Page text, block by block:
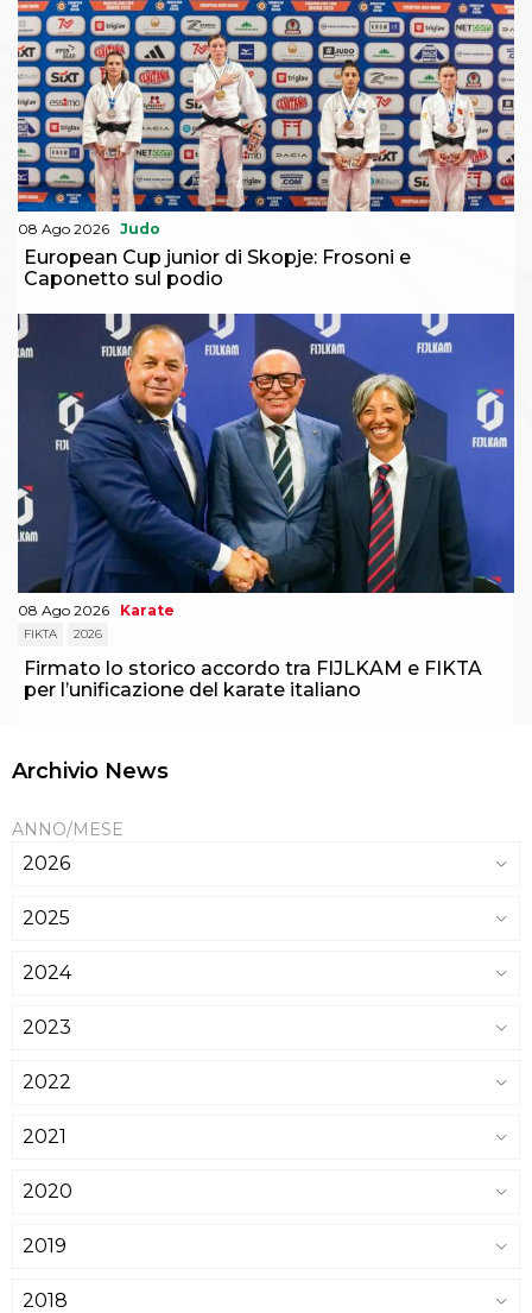
08 Ago 2026 Judo
European Cup junior di Skopje: Frosoni e
Caponetto sul podio
08 Ago 2026 Karate
FIKTA 2026
Firmato lo storico accordo tra FIJLKAM e FIKTA
per l’unificazione del karate italiano
Archivio News
ANNO/MESE
2026
2025
2024
2023
2022
2021
2020
2019
2018